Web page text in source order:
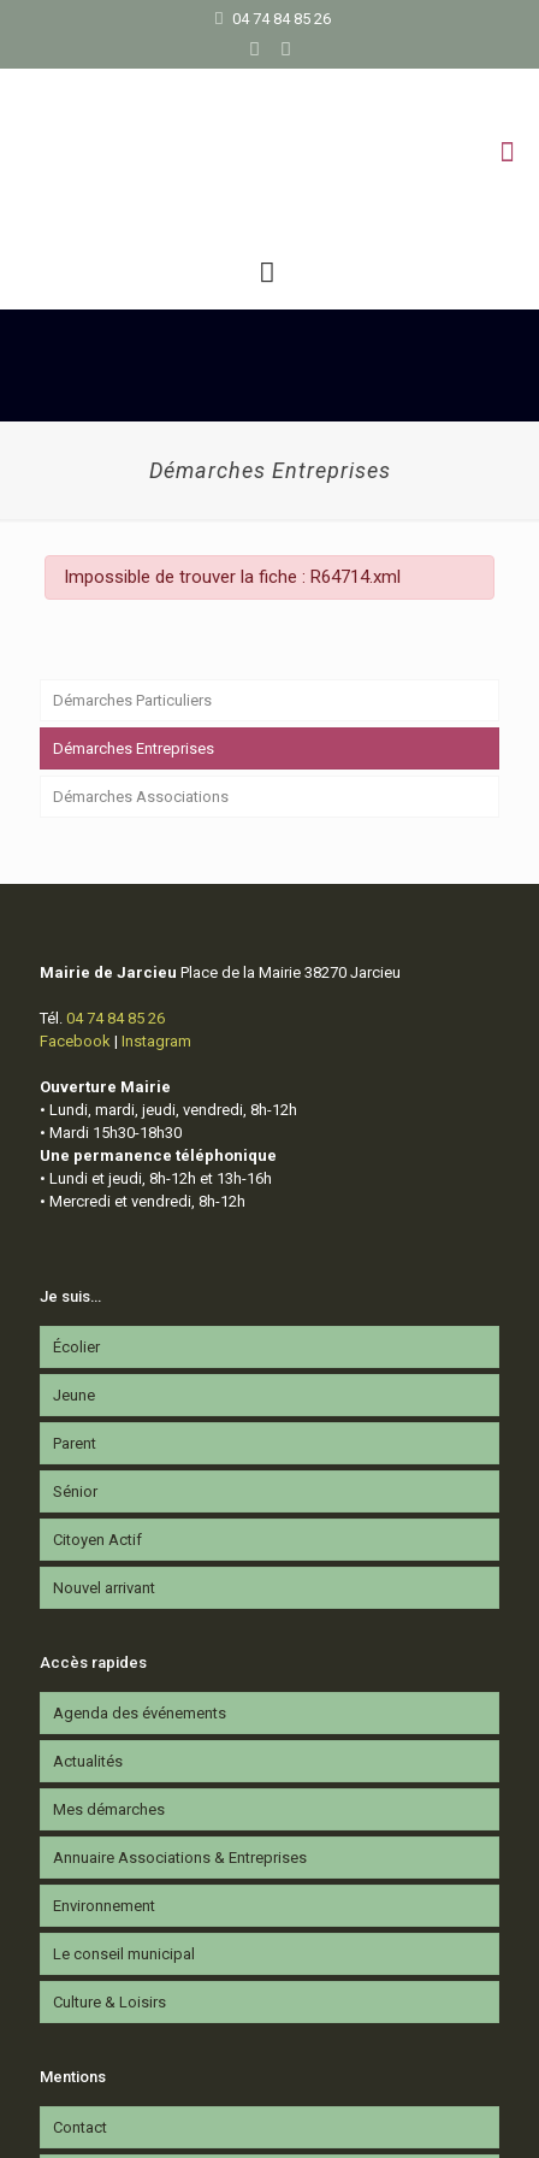
04 74 84 85 26
Démarches Entreprises
Impossible de trouver la fiche : R64714.xml
Démarches Particuliers
Démarches Entreprises
Démarches Associations
Mairie de Jarcieu Place de la Mairie 38270 Jarcieu
Tél. 04 74 84 85 26
Facebook | Instagram
Ouverture Mairie
• Lundi, mardi, jeudi, vendredi, 8h-12h
• Mardi 15h30-18h30
Une permanence téléphonique
• Lundi et jeudi, 8h-12h et 13h-16h
• Mercredi et vendredi, 8h-12h
Je suis…
Écolier
Jeune
Parent
Sénior
Citoyen Actif
Nouvel arrivant
Accès rapides
Agenda des événements
Actualités
Mes démarches
Annuaire Associations & Entreprises
Environnement
Le conseil municipal
Culture & Loisirs
Mentions
Contact